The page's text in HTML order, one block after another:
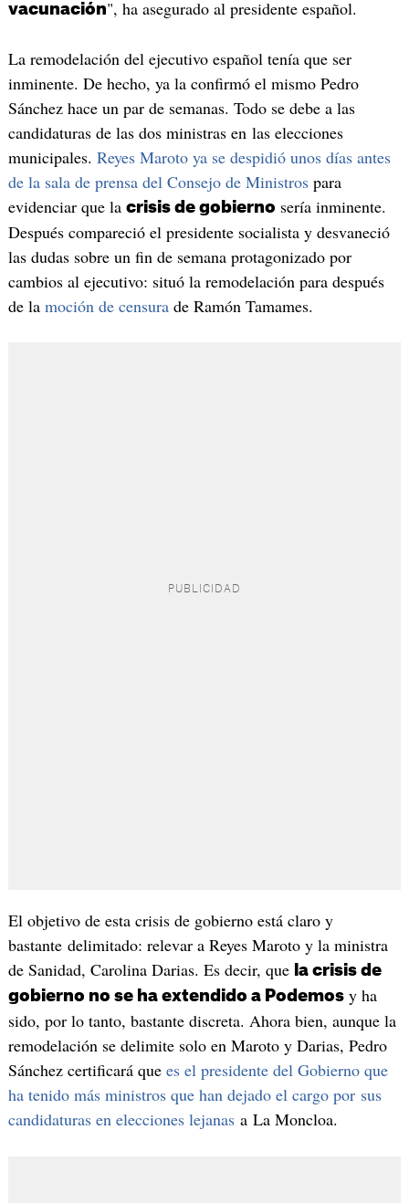
vacunación", ha asegurado al presidente español.
La remodelación del ejecutivo español tenía que ser
inminente. De hecho, ya la confirmó el mismo Pedro
Sánchez hace un par de semanas. Todo se debe a las
candidaturas de las dos ministras en las elecciones
municipales. Reyes Maroto ya se despidió unos días antes
de la sala de prensa del Consejo de Ministrospara
evidenciar que la crisis de gobierno sería inminente.
Después compareció el presidente socialista y desvaneció
las dudas sobre un fin de semana protagonizado por
cambios al ejecutivo: situó la remodelación para después
de la moción de censurade Ramón Tamames.
El objetivo de esta crisis de gobierno está claro y
bastante delimitado: relevar a Reyes Maroto y la ministra
de Sanidad, Carolina Darias. Es decir, que la crisis de
gobierno no se ha extendido a Podemosy ha
sido, por lo tanto, bastante discreta. Ahora bien, aunque la
remodelación se delimite solo en Maroto y Darias, Pedro
Sánchez certificará que es el presidente del Gobierno que
ha tenido más ministros que han dejado el cargo por sus
candidaturas en elecciones lejanasa La Moncloa.